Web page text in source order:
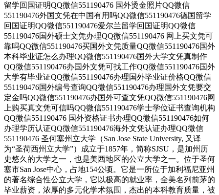
留学回国证明QQ微信551190476 国外烫金照片QQ微信
551190476外国文凭在中国有用吗QQ微信551190476德国留学
回国证明QQ微信551190476爱尔兰留学回国证明QQ微信
551190476国外硕士文凭办理QQ微信551190476 网上买文凭可
靠吗QQ微信551190476买国外文凭质量QQ微信551190476国外
本科毕业证怎么办理QQ微信551190476国外大学文凭真制作
QQ微信551190476办国外文凭可找工作QQ微信551190476国外
大学有毕业证QQ微信551190476办理国外毕业证价格QQ微信
551190476国外编号查询QQ微信551190476办理国外文凭要交
定金吗QQ微信551190476办国外可查文凭QQ微信551190476网
上购买真文凭可信吗QQ微信551190476学士学位证书查询机构
QQ微信551190476 国外资格证书办理QQ微信551190476如何
办理学历认证QQ微信551190476海外文凭认证办理QQ微信
551190476 圣何塞州立大学（San Jose State University, 又译
为“圣荷西州立大学”）成立于1857年，简称SJSU，是加州历
史悠久的大学之一，也是美西地区的公立大学之一。位于圣何
塞市San Jose中心，占地154公顷。它是一所位于加利福尼亚州
的著名综合性公立大学，它以极高的就业率，全美名列前茅的
毕业薪资，浓厚的多元化学术氛围，杰出的本科教育质量，被